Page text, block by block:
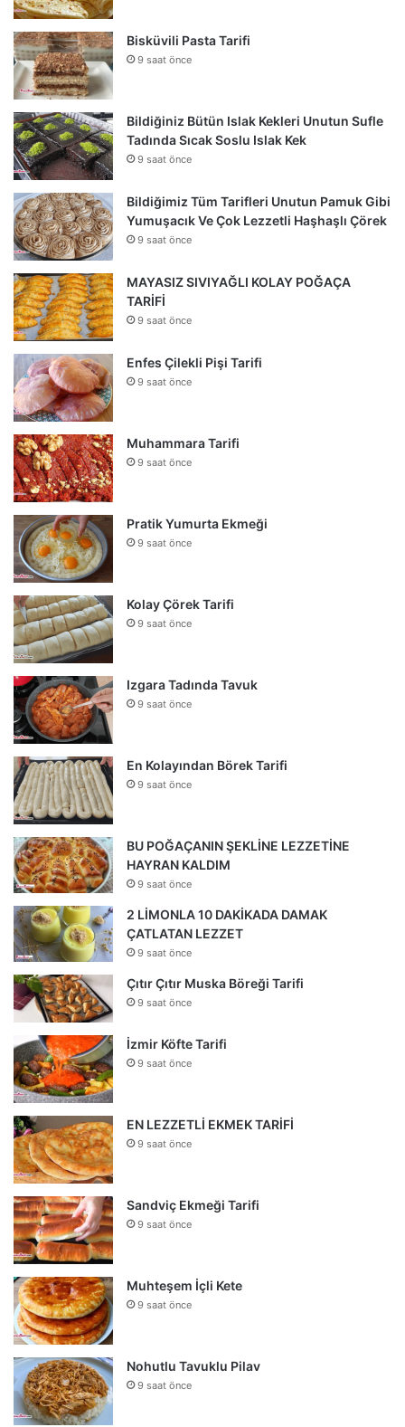
Bisküvili Pasta Tarifi
9 saat önce
Bildiğiniz Bütün Islak Kekleri Unutun Sufle
Tadında Sıcak Soslu Islak Kek
9 saat önce
Bildiğimiz Tüm Tarifleri Unutun Pamuk Gibi
Yumuşacık Ve Çok Lezzetli Haşhaşlı Çörek
9 saat önce
MAYASIZ SIVIYAĞLI KOLAY POĞAÇA
TARİFİ
9 saat önce
Enfes Çilekli Pişi Tarifi
9 saat önce
Muhammara Tarifi
9 saat önce
Pratik Yumurta Ekmeği
9 saat önce
Kolay Çörek Tarifi
9 saat önce
Izgara Tadında Tavuk
9 saat önce
En Kolayından Börek Tarifi
9 saat önce
BU POĞAÇANIN ŞEKLİNE LEZZETİNE
HAYRAN KALDIM
9 saat önce
2 LİMONLA 10 DAKİKADA DAMAK
ÇATLATAN LEZZET
9 saat önce
Çıtır Çıtır Muska Böreği Tarifi
9 saat önce
İzmir Köfte Tarifi
9 saat önce
EN LEZZETLİ EKMEK TARİFİ
9 saat önce
Sandviç Ekmeği Tarifi
9 saat önce
Muhteşem İçli Kete
9 saat önce
Nohutlu Tavuklu Pilav
9 saat önce